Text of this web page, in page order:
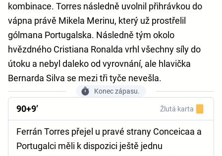
kombinace. Torres následně uvolnil přihrávkou do
vápna právě Mikela Merinu, který už prostřelil
gólmana Portugalska. Následně tým okolo
hvězdného Cristiana Ronalda vrhl všechny síly do
útoku a nebyl daleko od vyrovnání, ale hlavička
Bernarda Silva se mezi tři tyče nevešla.
Konec zápasu.
90+9’ Žlutá karta
Ferrán Torres přejel u pravé strany Conceicaa a
Portugalci měli k dispozici ještě jednu